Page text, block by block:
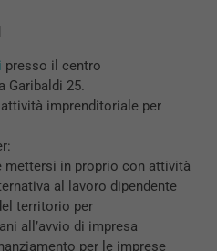
presso il centro
Garibaldi 25.
attività imprenditoriale per
in proprio con attività
al lavoro dipendente
territorio per
all’avvio di impresa
per le imprese